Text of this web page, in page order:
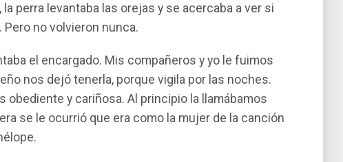
perra levantaba las orejas y se acercaba a ver si
no volvieron nunca.
el encargado. Mis compañeros y yo le fuimos
nos dejó tenerla, porque vigila por las noches.
obediente y cariñosa. Al principio la llamábamos
se le ocurrió que era como la mujer de la canción